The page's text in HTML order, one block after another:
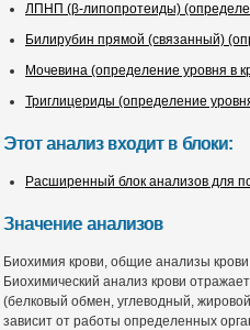
ЛПНП (β-липопротеиды)
Билирубин прямой (связанный)
Мочевина (определение уровня в
Триглицериды (определение
Этот анализ входит в блоки:
Расширенный блок анализов для
Значение анализов
Биохимия крови, общие анализы
Биохимический анализ крови
(белковый обмен, углеводный,
зависит от работы определенных